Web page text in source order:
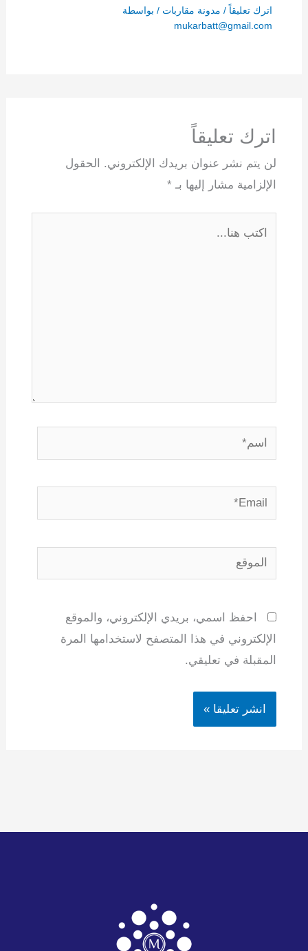
اترك تعليقاً / مدونة مقاربات / بواسطة
mukarbatt@gmail.com
اترك تعليقاً
لن يتم نشر عنوان بريدك الإلكتروني.
الحقول
الإلزامية مشار إليها بـ *
اسم*
Email*
الموقع
احفظ اسمي، بريدي الإلكتروني، والموقع
الإلكتروني في هذا المتصفح لاستخدامها المرة
المقبلة في تعليقي.